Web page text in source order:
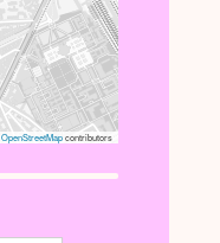
OpenStreetMapcontributors